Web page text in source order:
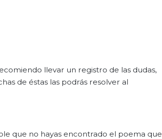
llevar un registro de las dudas,
de éstas las podrás resolver al
que no hayas encontrado el poema que